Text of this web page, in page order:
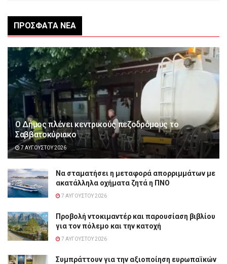
ΠΡΌΣΦΑΤΑ ΝΈΑ
Ο Δήμος πλένει κεντρικούς πεζοδρόμους το
Σαββατοκύριακο
7 ΑΥΓΟΎΣΤΟΥ 2026
Να σταματήσει η μεταφορά απορριμμάτων με
ακατάλληλα οχήματα ζητά η ΠΝΟ
7 ΑΥΓΟΎΣΤΟΥ 2026
Προβολή ντοκιμαντέρ και παρουσίαση βιβλίου
για τον πόλεμο και την κατοχή
7 ΑΥΓΟΎΣΤΟΥ 2026
Συμπράττουν για την αξιοποίηση ευρωπαϊκών